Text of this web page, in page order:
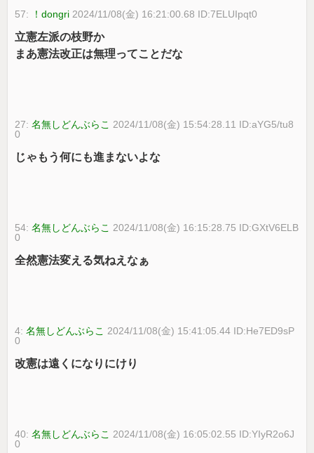
57: ！dongri 2024/11/08(金) 16:21:00.68 ID:7ELUIpqt0
立憲左派の枝野か
まあ憲法改正は無理ってことだな
27:名無しどんぶらこ 2024/11/08(金) 15:54:28.11 ID:aYG5/tu8
0
じゃもう何にも進まないよな
54:名無しどんぶらこ 2024/11/08(金) 16:15:28.75 ID:GXtV6ELB
0
全然憲法変える気ねえなぁ
4:名無しどんぶらこ 2024/11/08(金) 15:41:05.44 ID:He7ED9sP
0
改憲は遠くになりにけり
40:名無しどんぶらこ 2024/11/08(金) 16:05:02.55 ID:YIyR2o6J
0